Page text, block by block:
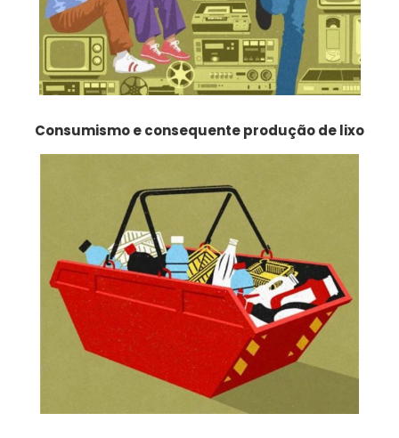
Consumismo e consequente produção de lixo